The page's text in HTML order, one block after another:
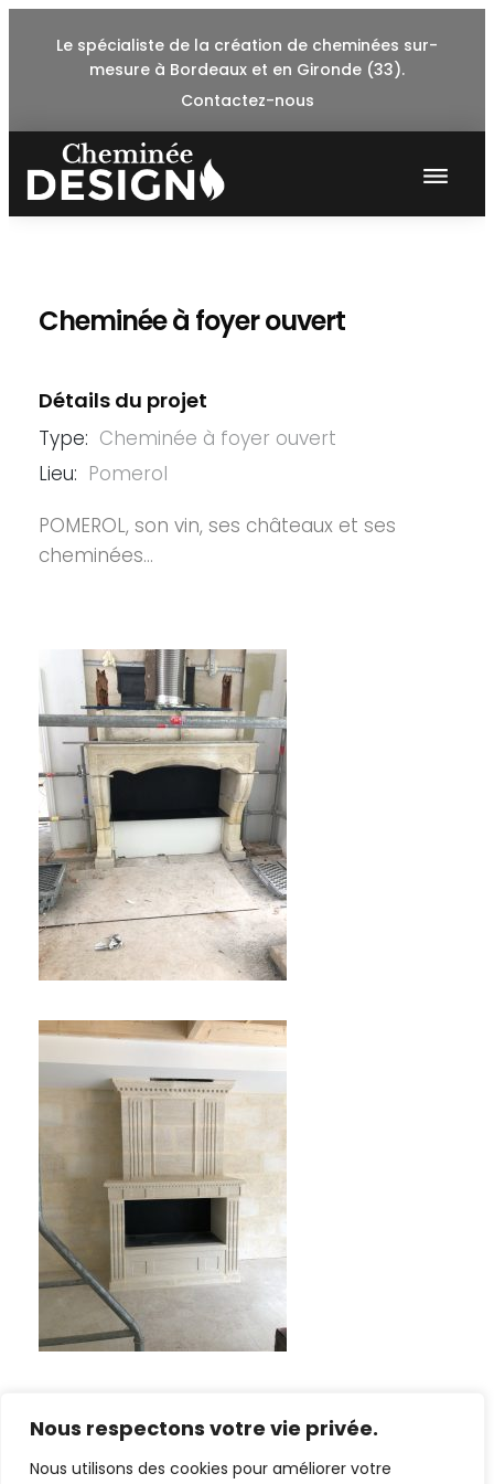
Nous respectons votre vie privée.
Nous utilisons des cookies pour améliorer votre
Le spécialiste de la création de cheminées sur-
mesure à Bordeaux et en Gironde (33).
Contactez-nous
Cheminée à foyer ouvert
Détails du projet
Type: Cheminée à foyer ouvert
Lieu: Pomerol
POMEROL, son vin, ses châteaux et ses
cheminées…